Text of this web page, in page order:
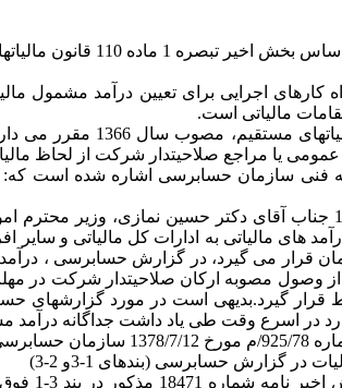
110 قانون مالیاتهای مستقیم
مالیاتی است.
2-1- بخش اخیر
یا مراجع صلاحیتدار شرکت از لحاظ
بخشنامه فنی مورخ 1371/2/5 کمیته فنی سازمان
های مالیاتی به ادارات کل مالیاتی و
قرار می گیرد، در گزارش حسابرسی ،
از وصول مصوبه ارکان صلاحیتدار شرکت در
گیرد.بدیهی است در مورد گزارشهای
در اسرع وقت طی یاد داشت جداگانه درآمد
گزارش حسابرسی (بندهای 1-3و 2-3)